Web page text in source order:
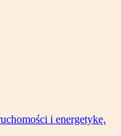
i energetykę.